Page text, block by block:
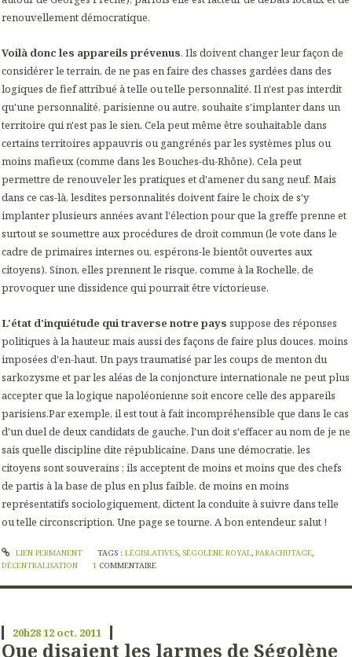
renouvellement démocratique.
Voilà donc les appareils prévenus. Ils doivent changer leur façon de
considérer le terrain, de ne pas en faire des chasses gardées dans des
logiques de fief attribué à telle ou telle personnalité. Il n'est pas interdit
qu'une personnalité, parisienne ou autre, souhaite s'implanter dans un
territoire qui n'est pas le sien. Cela peut même être souhaitable dans
certains territoires appauvris ou gangrénés par les systèmes plus ou
moins mafieux (comme dans les Bouches-du-Rhône). Cela peut
permettre de renouveler les pratiques et d'amener du sang neuf. Mais
dans ce cas-là, lesdites personnalités doivent faire le choix de s'y
implanter plusieurs années avant l'élection pour que la greffe prenne et
surtout se soumettre aux procédures de droit commun (le vote dans le
cadre de primaires internes ou, espérons-le bientôt ouvertes aux
citoyens). Sinon, elles prennent le risque, comme à la Rochelle, de
provoquer une dissidence qui pourrait être victorieuse.
L'état d'inquiétude qui traverse notre pays suppose des réponses
politiques à la hauteur, mais aussi des façons de faire plus douces, moins
imposées d'en-haut. Un pays traumatisé par les coups de menton du
sarkozysme et par les aléas de la conjoncture internationale ne peut plus
accepter que la logique napoléonienne soit encore celle des appareils
parisiens.Par exemple, il est tout à fait incompréhensible que dans le cas
d'un duel de deux candidats de gauche, l'un doit s'effacer au nom de je ne
sais quelle discipline dite républicaine. Dans une démocratie, les
citoyens sont souverains ; ils acceptent de moins et moins que des chefs
de partis à la base de plus en plus faible, de moins en moins
représentatifs sociologiquement, dictent la conduite à suivre dans telle
ou telle circonscription. Une page se tourne. A bon entendeur, salut !
LIEN PERMANENT TAGS : LÉGISLATIVES, SÉGOLÈNE ROYAL, PARACHUTAGE,
DÉCENTRALISATION
1 COMMENTAIRE
20h2812 oct. 2011
Que disaient les larmes de Ségolène